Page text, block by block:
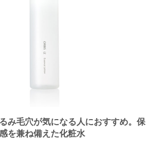
み毛穴が気になる人におすすめ。保
を兼ね備えた化粧水